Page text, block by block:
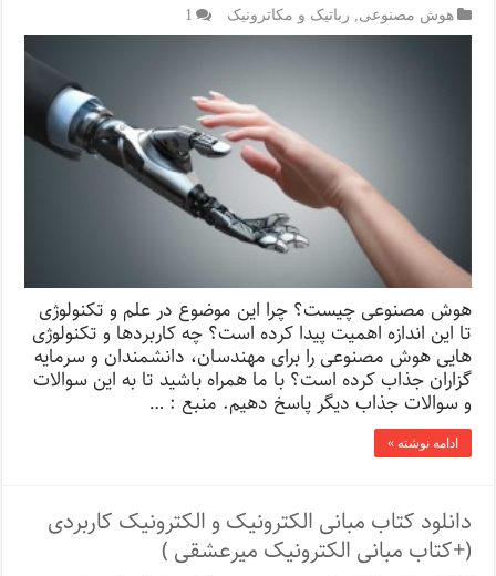
هوش مصنوعی رباتیک و مکاترونیک 1
هوش مصنوعی چیست؟ چرا این موضوع در علم و تکنولوژی
تا این اندازه اهمیت پیدا کرده است؟ چه کاربردها و تکنولوژی
هایی هوش مصنوعی را برای مهندسان، دانشمندان و سرمایه
گزاران جذاب کرده است؟ با ما همراه باشید تا به این سوالات
و سوالات جذاب دیگر پاسخ دهیم. منبع : …
ادامه نوشته »
دانلود کتاب مبانی الکترونیک و الکترونیک کاربردی
(+کتاب مبانی الکترونیک میرعشقی )